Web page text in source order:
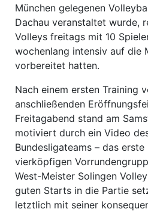
München gelegenen
Dachau veranstaltet wurde,
Volleys freitags mit 10
wochenlang intensiv auf die
vorbereitet hatten.
Nach einem ersten Training
anschließenden
Freitagabend stand am
motiviert durch ein Video
Bundesligateams – das
vierköpfigen
West-Meister Solingen
guten Starts in die Partie
letztlich mit seiner